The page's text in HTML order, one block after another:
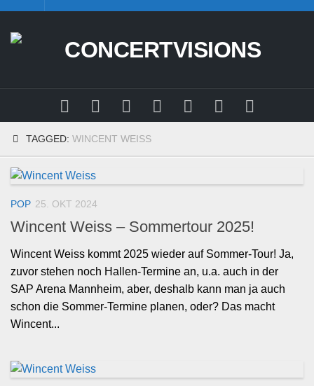
content
TAGGED: WINCENT WEISS
POP 25. OKT 2024
Wincent Weiss – Sommertour 2025!
Wincent Weiss kommt 2025 wieder auf Sommer-Tour! Ja,
zuvor stehen noch Hallen-Termine an, u.a. auch in der
SAP Arena Mannheim, aber, deshalb kann man ja auch
schon die Sommer-Termine planen, oder? Das macht
Wincent...